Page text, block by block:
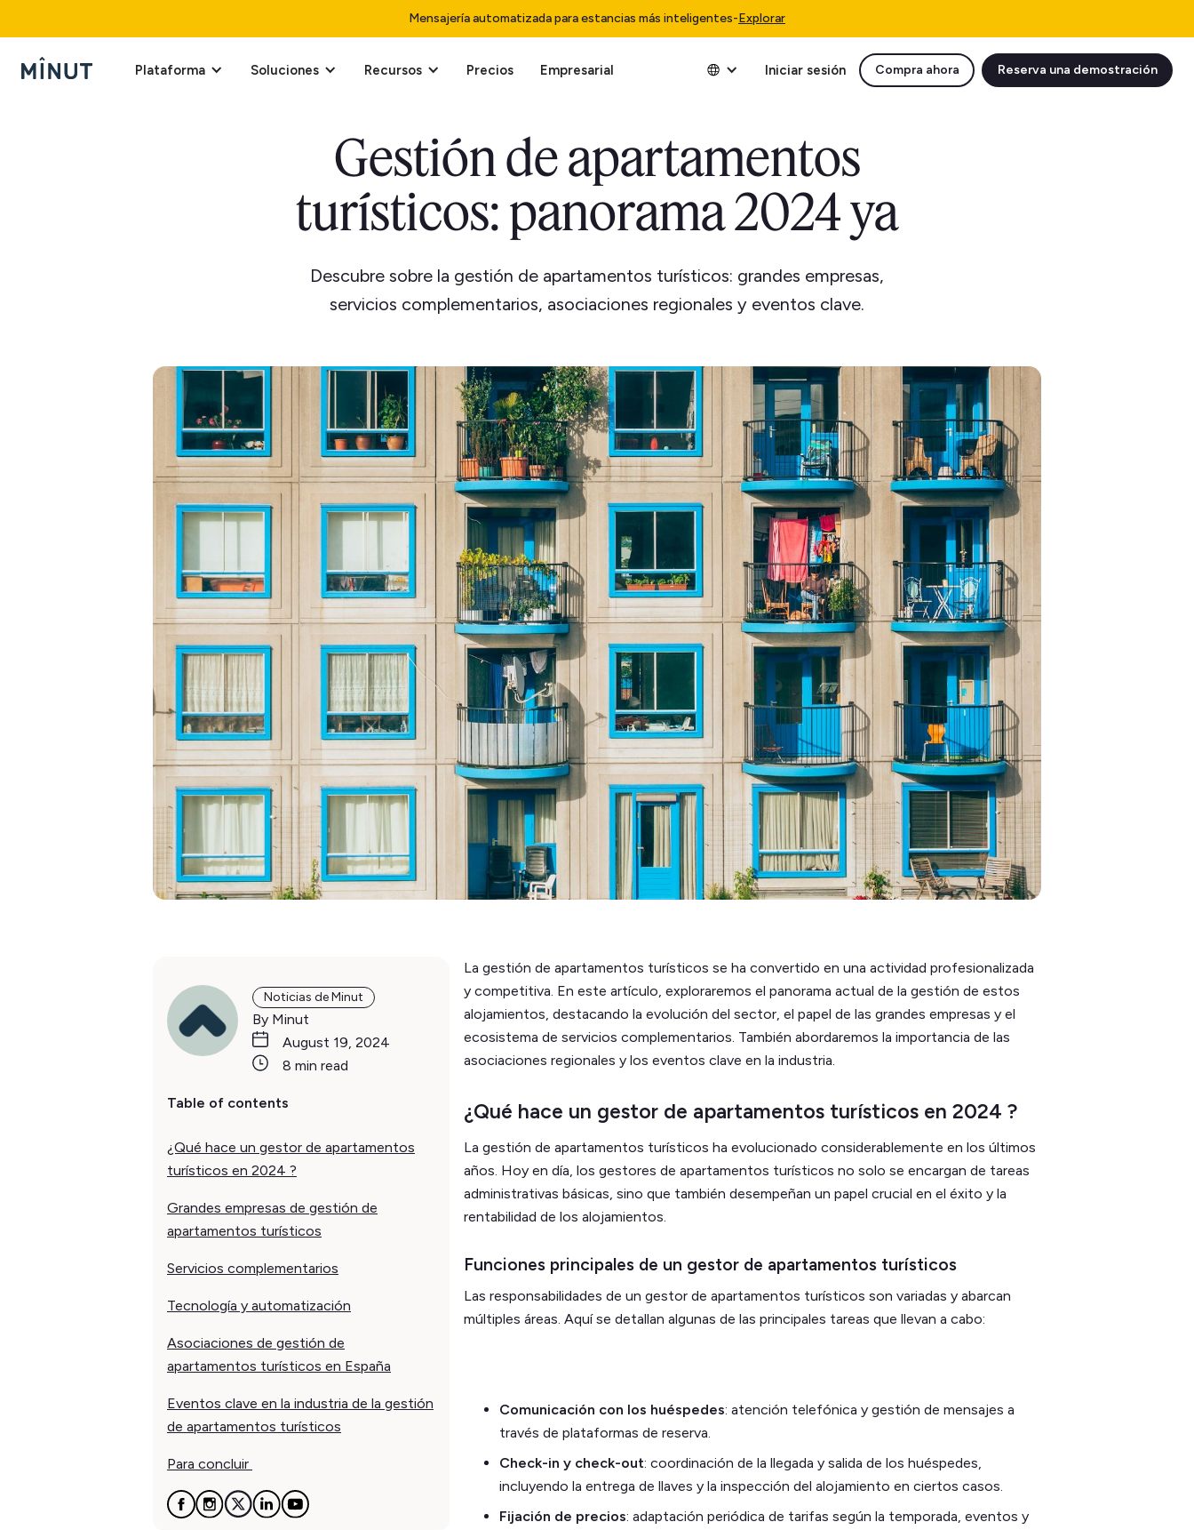
Mensajería automatizada para estancias más inteligentes-Explorar
Plataforma Soluciones Recursos Precios Empresarial Iniciar sesión Compra ahora Reserva una demostración
Gestión de apartamentos
turísticos: panorama 2024 ya
Descubre sobre la gestión de apartamentos turísticos: grandes empresas,
servicios complementarios, asociaciones regionales y eventos clave.
Noticias de Minut
By Minut
August 19, 2024
8 min read
Table of contents
¿Qué hace un gestor de apartamentos
turísticos en 2024 ?
Grandes empresas de gestión de
apartamentos turísticos
Servicios complementarios
Tecnología y automatización
Asociaciones de gestión de
apartamentos turísticos en España
Eventos clave en la industria de la gestión
de apartamentos turísticos
Para concluir
La gestión de apartamentos turísticos se ha convertido en una actividad profesionalizada
y competitiva. En este artículo, exploraremos el panorama actual de la gestión de estos
alojamientos, destacando la evolución del sector, el papel de las grandes empresas y el
ecosistema de servicios complementarios. También abordaremos la importancia de las
asociaciones regionales y los eventos clave en la industria.
¿Qué hace un gestor de apartamentos turísticos en 2024 ?
La gestión de apartamentos turísticos ha evolucionado considerablemente en los últimos
años. Hoy en día, los gestores de apartamentos turísticos no solo se encargan de tareas
administrativas básicas, sino que también desempeñan un papel crucial en el éxito y la
rentabilidad de los alojamientos.
Funciones principales de un gestor de apartamentos turísticos
Las responsabilidades de un gestor de apartamentos turísticos son variadas y abarcan
múltiples áreas. Aquí se detallan algunas de las principales tareas que llevan a cabo:
Comunicación con los huéspedes: atención telefónica y gestión de mensajes a
través de plataformas de reserva.
Check-in y check-out: coordinación de la llegada y salida de los huéspedes,
incluyendo la entrega de llaves y la inspección del alojamiento en ciertos casos.
Fijación de precios: adaptación periódica de tarifas según la temporada, eventos y